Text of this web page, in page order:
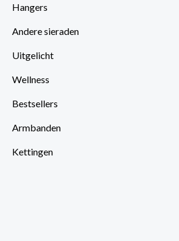
Hangers
Andere sieraden
Uitgelicht
Wellness
Bestsellers
Armbanden
Kettingen